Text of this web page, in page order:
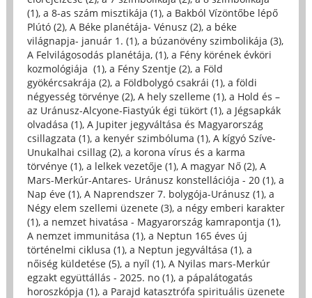
(1), a 8-as szám misztikája (1), a Bakból Vízöntőbe lépő
Plútó (2), A Béke planétája- Vénusz (2), a béke
világnapja- január 1. (1), a búzanövény szimbolikája (3),
A Felvilágosodás planétája, (1), a Fény körének évköri
kozmológiája (1), a Fény Szentje (2), a Föld
gyökércsakrája (2), a Földbolygó csakrái (1), a földi
négyesség törvénye (2), A hely szelleme (1), a Hold és –
az Uránusz-Alcyone-Fiastyúk égi tükört (1), a Jégsapkák
olvadása (1), A Jupiter jegyváltása és Magyarország
csillagzata (1), a kenyér szimbóluma (1), A kígyó Szíve-
Unukalhai csillag (2), a korona vírus és a karma
törvénye (1), a lelkek vezetője (1), A magyar Nő (2), A
Mars-Merkúr-Antares- Uránusz konstellációja - 20 (1), a
Nap éve (1), A Naprendszer 7. bolygója-Uránusz (1), a
Négy elem szellemi üzenete (3), a négy emberi karakter
(1), a nemzet hivatása - Magyarország kamrapontja (1),
A nemzet immunitása (1), a Neptun 165 éves új
történelmi ciklusa (1), a Neptun jegyváltása (1), a
nőiség küldetése (5), a nyíl (1), A Nyilas mars-Merkúr
egzakt együttállás - 2025. no (1), a pápalátogatás
horoszkópja (1), a Parajd katasztrófa spirituális üzenete